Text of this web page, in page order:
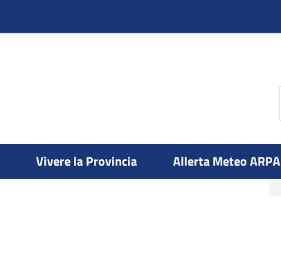
Vivere la Provincia Allerta Meteo ARPA